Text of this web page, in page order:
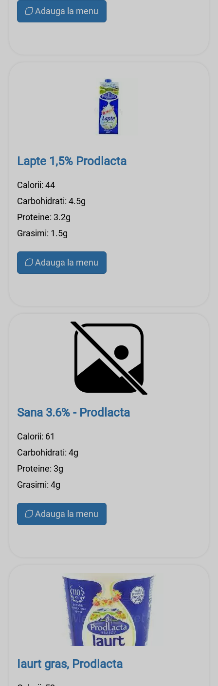
Adauga la menu
Lapte 1,5% Prodlacta
Calorii: 44
Carbohidrati: 4.5g
Proteine: 3.2g
Grasimi: 1.5g
Adauga la menu
Sana 3.6% - Prodlacta
Calorii: 61
Carbohidrati: 4g
Proteine: 3g
Grasimi: 4g
Adauga la menu
Iaurt gras, Prodlacta